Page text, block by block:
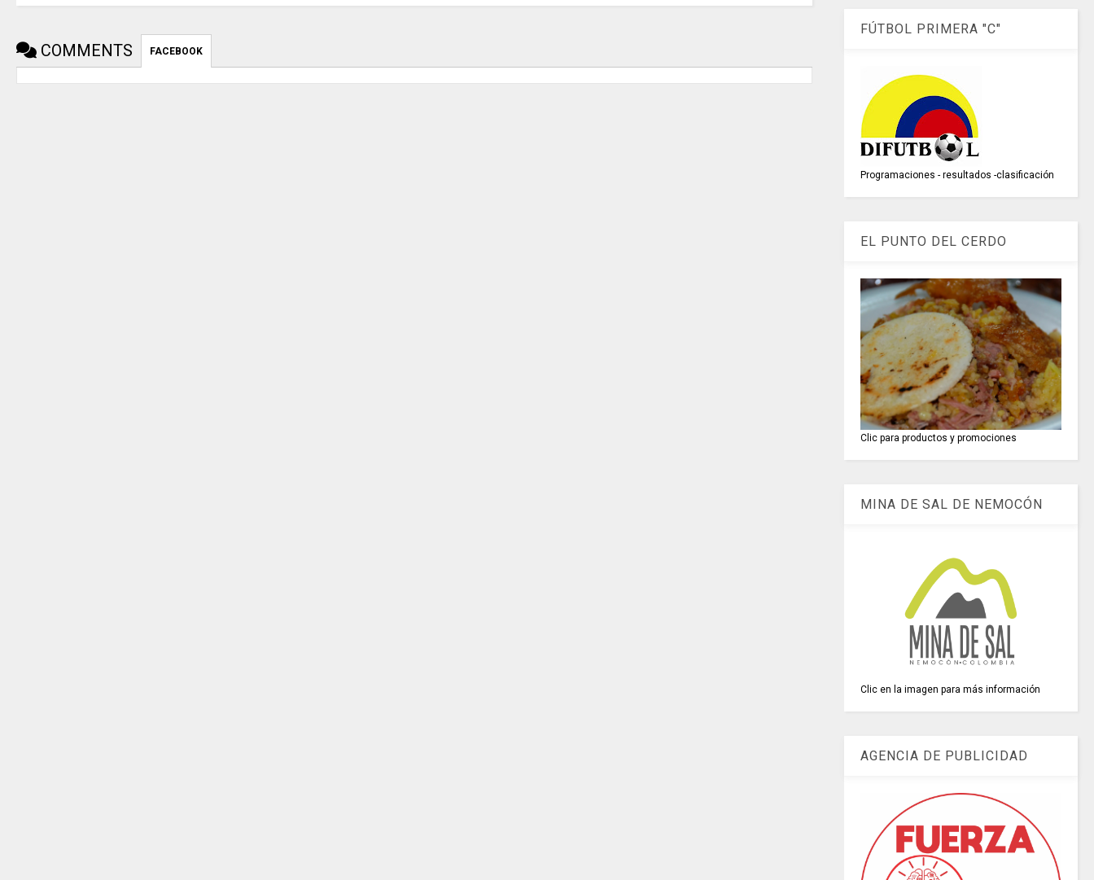
COMMENTS FACEBOOK
FÚTBOL PRIMERA "C"
Programaciones - resultados -clasificación
EL PUNTO DEL CERDO
Clic para productos y promociones
MINA DE SAL DE NEMOCÓN
Clic en la imagen para más información
AGENCIA DE PUBLICIDAD